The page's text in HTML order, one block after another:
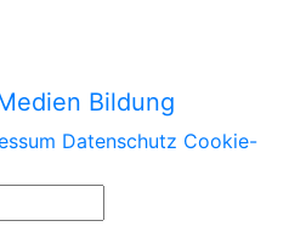
Bildung
Datenschutz Cookie-